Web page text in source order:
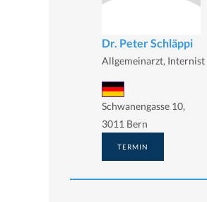
Dr. Peter Schläppi
Allgemeinarzt, Internist
Schwanengasse 10,
3011 Bern
TERMIN